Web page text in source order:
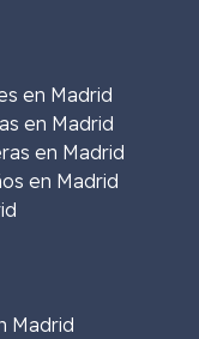
en Madrid
en Madrid
en Madrid
en Madrid
Madrid